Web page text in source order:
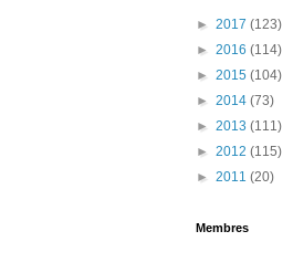
► 2017 (123)
► 2016 (114)
► 2015 (104)
► 2014 (73)
► 2013 (111)
► 2012 (115)
► 2011 (20)
Membres